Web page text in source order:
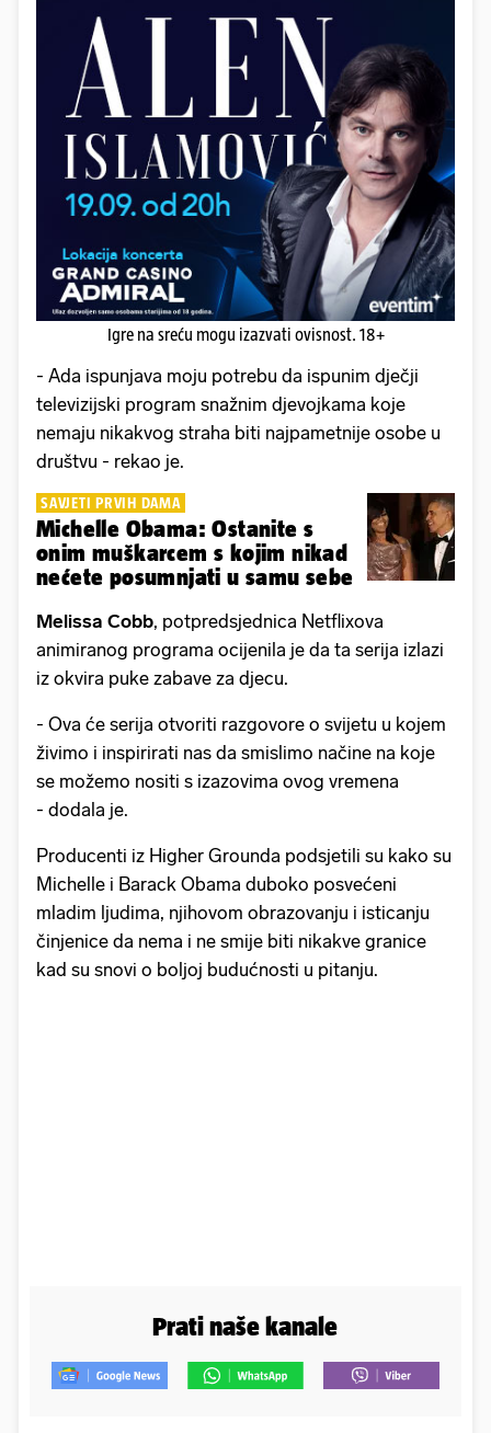
Igre na sreću mogu izazvati ovisnost. 18+
- Ada ispunjava moju potrebu da ispunim dječji
televizijski program snažnim djevojkama koje
nemaju nikakvog straha biti najpametnije osobe u
društvu - rekao je.
SAVJETI PRVIH DAMA
Michelle Obama: Ostanite s
onim muškarcem s kojim nikad
nećete posumnjati u samu sebe
Melissa Cobb, potpredsjednica Netflixova
animiranog programa ocijenila je da ta serija izlazi
iz okvira puke zabave za djecu.
- Ova će serija otvoriti razgovore o svijetu u kojem
živimo i inspirirati nas da smislimo načine na koje
se možemo nositi s izazovima ovog vremena
- dodala je.
Producenti iz Higher Grounda podsjetili su kako su
Michelle i Barack Obama duboko posvećeni
mladim ljudima, njihovom obrazovanju i isticanju
činjenice da nema i ne smije biti nikakve granice
kad su snovi o boljoj budućnosti u pitanju.
Prati naše kanale